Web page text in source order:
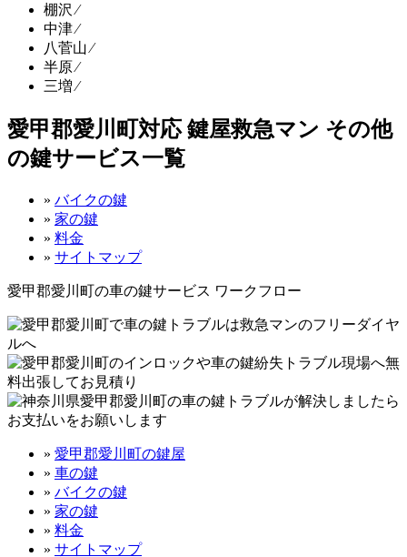
棚沢 ⁄
中津 ⁄
八菅山 ⁄
半原 ⁄
三増 ⁄
愛甲郡愛川町対応 鍵屋救急マン その他
の鍵サービス一覧
» バイクの鍵
» 家の鍵
» 料金
» サイトマップ
愛甲郡愛川町の車の鍵サービス ワークフロー
» 愛甲郡愛川町の鍵屋
» 車の鍵
» バイクの鍵
» 家の鍵
» 料金
» サイトマップ